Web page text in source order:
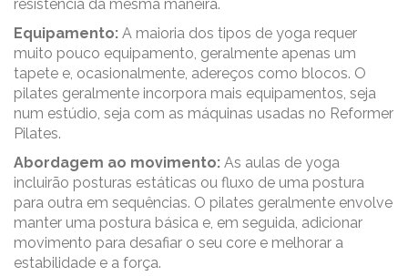
resistência da mesma maneira.
Equipamento: A maioria dos tipos de yoga requer
muito pouco equipamento, geralmente apenas um
tapete e, ocasionalmente, adereços como blocos. O
pilates geralmente incorpora mais equipamentos, seja
num estúdio, seja com as máquinas usadas no Reformer
Pilates.
Abordagem ao movimento: As aulas de yoga
incluirão posturas estáticas ou fluxo de uma postura
para outra em sequências. O pilates geralmente envolve
manter uma postura básica e, em seguida, adicionar
movimento para desafiar o seu core e melhorar a
estabilidade e a força.